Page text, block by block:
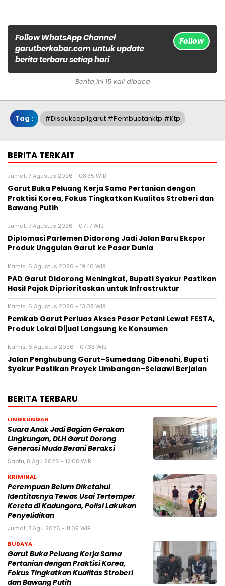
Follow WhatsApp Channel
garutberkabar.com untuk update
berita terbaru setiap hari
Follow
Berita ini 15 kali dibaca
Tag : #disdukcapilgarut #pembuatanktp #ktp
BERITA TERKAIT
Jumat, 7 Agustus 2026 - 08:35 WIB
Garut Buka Peluang Kerja Sama Pertanian dengan
Praktisi Korea, Fokus Tingkatkan Kualitas Stroberi dan
Bawang Putih
Jumat, 7 Agustus 2026 - 07:17 WIB
Diplomasi Parlemen Didorong Jadi Jalan Baru Ekspor
Produk Unggulan Garut ke Pasar Dunia
Kamis, 6 Agustus 2026 - 19:40 WIB
PAD Garut Didorong Meningkat, Bupati Syakur Pastikan
Hasil Pajak Diprioritaskan untuk Infrastruktur
Kamis, 6 Agustus 2026 - 13:08 WIB
Pemkab Garut Perluas Akses Pasar Petani Lewat FESTA,
Produk Lokal Dijual Langsung ke Konsumen
Kamis, 6 Agustus 2026 - 07:33 WIB
Jalan Penghubung Garut–Sumedang Dibenahi, Bupati
Syakur Pastikan Proyek Limbangan–Selaawi Berjalan
BERITA TERBARU
LINGKUNGAN
Suara Anak Jadi Bagian Gerakan
Lingkungan, DLH Garut Dorong
Generasi Muda Berani Beraksi
Sabtu, 8 Agu 2026 - 12:08 WIB
KRIMINAL
Perempuan Belum Diketahui
Identitasnya Tewas Usai Tertemper
Kereta di Kadungora, Polisi Lakukan
Penyelidikan
Jumat, 7 Agu 2026 - 11:09 WIB
BUDAYA
Garut Buka Peluang Kerja Sama
Pertanian dengan Praktisi Korea,
Fokus Tingkatkan Kualitas Stroberi
dan Bawang Putih